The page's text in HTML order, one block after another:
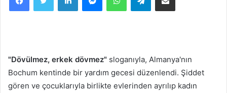
"Dövülmez, erkek dövmez" sloganıyla, Almanya'nın
Bochum kentinde bir yardım gecesi düzenlendi. Şiddet
gören ve çocuklarıyla birlikte evlerinden ayrılıp kadın